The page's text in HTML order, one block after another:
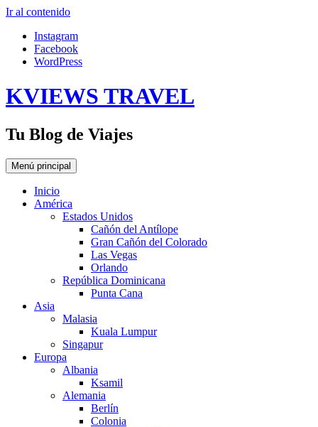
Ir al contenido
Instagram
Facebook
WordPress
KVIEWS TRAVEL
Tu Blog de Viajes
Menú principal
Inicio
América
Estados Unidos
Cañón del Antílope
Gran Cañón del Colorado
Las Vegas
Orlando
República Dominicana
Punta Cana
Asia
Malasia
Kuala Lumpur
Singapur
Europa
Albania
Ksamil
Alemania
Berlín
Colonia